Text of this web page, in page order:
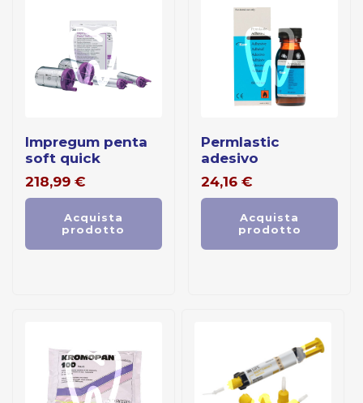
impregum penta
soft quick
218,99 €
Acquista
prodotto
permlastic
adesivo
24,16 €
Acquista
prodotto